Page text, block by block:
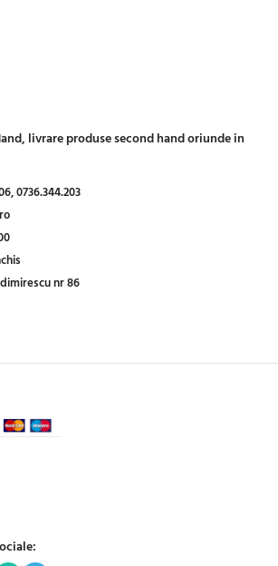
livrare produse second hand oriunde in
0736.344.203
nr 86